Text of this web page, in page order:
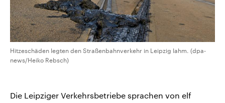
Hitzeschäden legten den Straßenbahnverkehr in Leipzig lahm. (dpa-
news/Heiko Rebsch)
Die Leipziger Verkehrsbetriebe sprachen von elf